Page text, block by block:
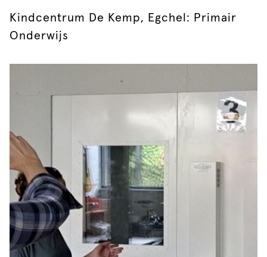
Kindcentrum De Kemp, Egchel: Primair
Onderwijs